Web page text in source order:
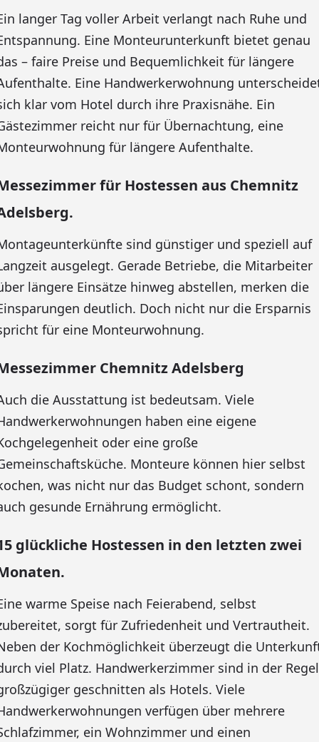
langer Tag voller Arbeit verlangt nach Ruhe und
Eine Monteurunterkunft bietet genau
– faire Preise und Bequemlichkeit für längere
Eine Handwerkerwohnung
klar vom Hotel durch ihre Praxisnähe. Ein
reicht nur für Übernachtung, eine
für längere Aufenthalte.
für Hostessen aus Chemnitz
sind günstiger und speziell auf
ausgelegt. Gerade Betriebe, die Mitarbeiter
längere Einsätze hinweg abstellen, merken die
deutlich. Doch nicht nur die Ersparnis
für eine Monteurwohnung.
Chemnitz Adelsberg
die Ausstattung ist bedeutsam. Viele
haben eine eigene
oder eine große
Monteure können hier selbst
was nicht nur das Budget schont, sondern
gesunde Ernährung ermöglicht.
glückliche Hostessen in den letzten zwei
warme Speise nach Feierabend, selbst
sorgt für Zufriedenheit und Vertrautheit.
der Kochmöglichkeit überzeugt die
viel Platz. Handwerkerzimmer sind in der Regel
geschnitten als Hotels. Viele
verfügen über mehrere
ein Wohnzimmer und einen